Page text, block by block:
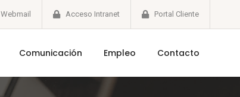
Webmail Acceso Intranet Portal Cliente
Comunicación Empleo Contacto